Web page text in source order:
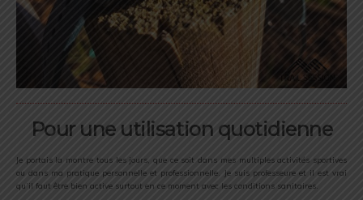
Pour une utilisation quotidienne
Je portais la montre tous les jours, que ce soit dans mes multiples activités sportives
ou dans ma pratique personnelle et professionnelle. Je suis professeure et il est vrai
qu’il faut être bien active surtout en ce moment avec les conditions sanitaires.